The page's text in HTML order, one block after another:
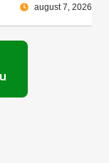
august 7, 2026